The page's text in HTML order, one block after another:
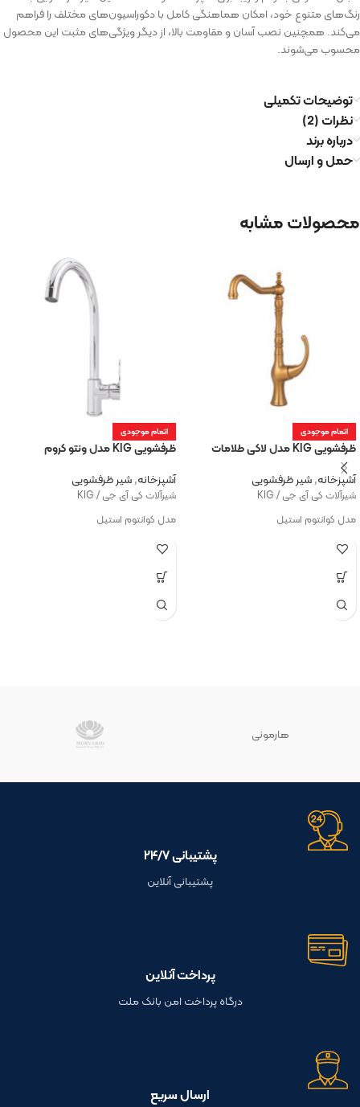
رنگ‌های متنوع خود، امکان هماهنگی کامل با دکوراسیون‌های مختلف را فراهم
می‌کند. همچنین نصب آسان و مقاومت بالا، از دیگر ویژگی‌های مثبت این محصول
محسوب می‌شوند.
توضیحات تکمیلی
نظرات (2)
درباره برند
حمل و ارسال
محصولات مشابه
اتمام موجودی
ظرفشویی KIG مدل لاکی طلامات
آشپزخانه,شیر ظرفشویی
شیرآلات کی آی جی / KIG
مدل کوانتوم استیل
اتمام موجودی
ظرفشویی KIG مدل ونتو کروم
آشپزخانه,شیر ظرفشویی
شیرآلات کی آی جی / KIG
مدل کوانتوم استیل
هارمونی
پشتیبانی ۲۴/۷
پشتیبانی آنلاین
پرداخت آنلاین
درگاه پرداخت امن بانک ملت
ارسال سریع